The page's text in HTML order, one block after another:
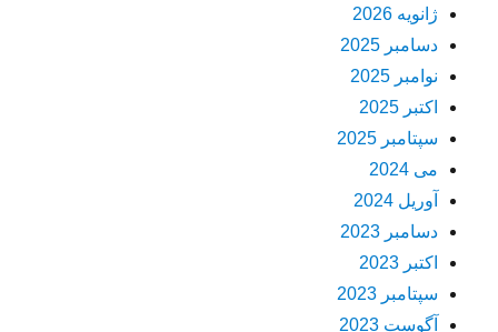
ژانویه 2026
دسامبر 2025
نوامبر 2025
اکتبر 2025
سپتامبر 2025
می 2024
آوریل 2024
دسامبر 2023
اکتبر 2023
سپتامبر 2023
آگوست 2023